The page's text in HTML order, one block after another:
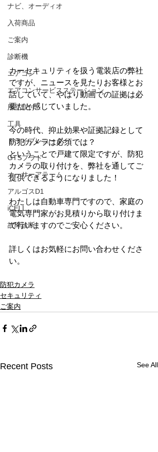
ナビ、オーディオ
入荷商品
ご案内
診断機
エアコン
エアコンサービスステーション
用品取付
工具
ドライブレコーダー
GTSプラド
オーサーアラーム
アルゴスD1
iCELL
故障診断
カーセキュリティを扱う電装店の弊社
ですが、ニュースを見たりお客様とお
話していて、やはり動画での証拠は必
要だと感じていました。
今の時代、抑止効果や証拠記録として
防犯カメラは必須では？
ということで戸建て限定ですが、防犯
カメラの取り付けを、弊社を通してご
提供できるようになりました！
わたしは自動車専門ですので、家庭の
電気専門家がお見積りから取り付けま
で行いますのでご安心ください。
詳しくはお気軽にお問い合わせくださ
い。
防犯カメラ
セキュリティ
ご案内
Recent Posts See All